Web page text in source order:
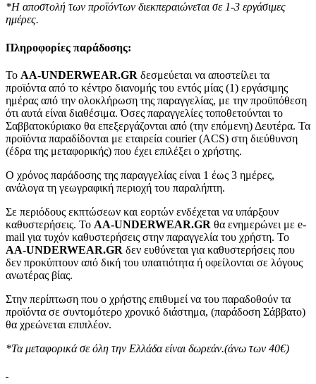
*Η αποστολή των προϊόντων διεκπεραιώνεται σε 1-3 εργάσιμες
ημέρες.
Πληροφορίες παράδοσης:
To AA-UNDERWEAR.GR δεσμεύεται να αποστείλει τα
προϊόντα από το κέντρο διανομής του εντός μίας (1) εργάσιμης
ημέρας από την ολοκλήρωση της παραγγελίας, με την προϋπόθεση
ότι αυτά είναι διαθέσιμα. Όσες παραγγελίες τοποθετούνται το
Σαββατοκύριακο θα επεξεργάζονται από (την επόμενη) Δευτέρα. Τα
προϊόντα παραδίδονται με εταιρεία courier (ACS) στη διεύθυνση
(έδρα της μεταφορικής) που έχει επιλέξει ο χρήστης.
Ο χρόνος παράδοσης της παραγγελίας είναι 1 έως 3 ημέρες,
ανάλογα τη γεωγραφική περιοχή του παραλήπτη.
Σε περιόδους εκπτώσεων και εορτών ενδέχεται να υπάρξουν
καθυστερήσεις. Το AA-UNDERWEAR.GR θα ενημερώνει με e-
mail για τυχόν καθυστερήσεις στην παραγγελία του χρήστη. Το
AA-UNDERWEAR.GR δεν ευθύνεται για καθυστερήσεις που
δεν προκύπτουν από δική του υπαιτιότητα ή οφείλονται σε λόγους
ανωτέρας βίας.
Στην περίπτωση που ο χρήστης επιθυμεί να του παραδοθούν τα
προϊόντα σε συντομότερο χρονικό διάστημα, (παράδοση Σάββατο)
θα χρεώνεται επιπλέον.
*Τα μεταφορικά σε όλη την Ελλάδα είναι δωρεάν.(άνω των 40€)